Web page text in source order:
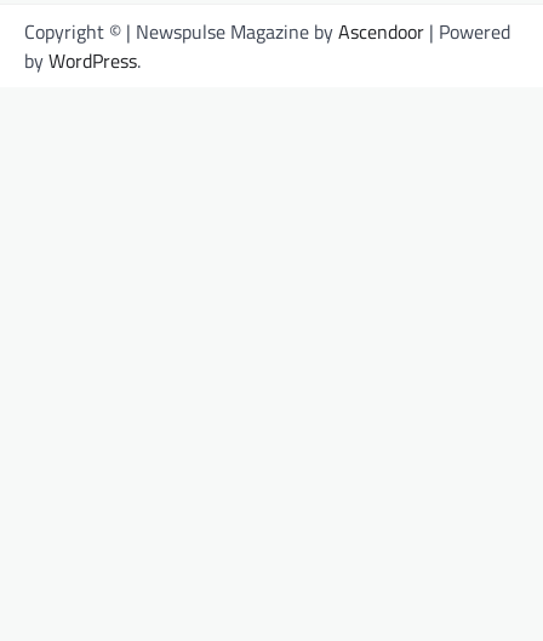
Copyright © | Newspulse Magazine byAscendoor | Powered
byWordPress.